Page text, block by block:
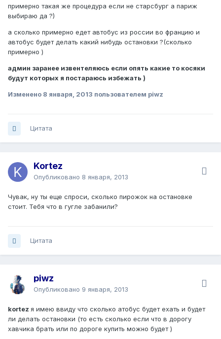
примерно такая же процедура если не старсбург а париж
выбираю да ?)
а сколько примерно едет автобус из россии во францию и
автобус будет делать какий нибудь остановки ?(сколько
примерно )
админ заранее извентеляюсь если опять какие то косяки
будут которых я постараюсь избежать )
Изменено 8 января, 2013 пользователем piwz
Цитата
Kortez
Опубликовано 8 января, 2013
Чувак, ну ты еще спроси, сколько пирожок на остановке
стоит. Тебя что в гугле забанили?
Цитата
piwz
Опубликовано 9 января, 2013
kortez я имею ввиду что сколько атобус будет ехать и будет
ли делать остановки (то есть сколько если что в дорогу
хавчика брать или по дороге купить можно будет )